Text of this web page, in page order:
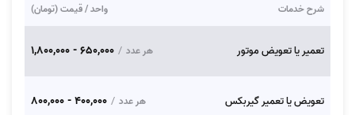
شرح خدمات واحد / قیمت (تومان)
تعمیر یا تعویض موتور هر عدد /
650,000 - 1,800,000
تعویض یا تعمیر گیربکس هر عدد /
400,000 - 800,000